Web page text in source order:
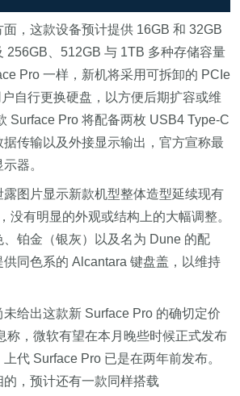
，这款设备预计提供 16GB 和 32GB
256GB、512GB 与 1TB 多种存储容量
Pro 一样，新机将采用可拆卸的 PCIe
自行更换硬盘，以方便后期扩容或维
Surface Pro 将配备两枚 USB4 Type‑C
传输以及外接显示输出，官方宣称最
器。
图片显示新款机型整体造型延续现有
没有明显的外观或结构上的大幅调整。
铂金（银灰）以及名为 Dune 的配
同色系的 Alcantara 键盘盖，以维持
未给出这款新 Surface Pro 的确切定价
称，微软有望在本月晚些时候正式发布
代 Surface Pro 已是在两年前发布。
，预计还有一款同样搭载